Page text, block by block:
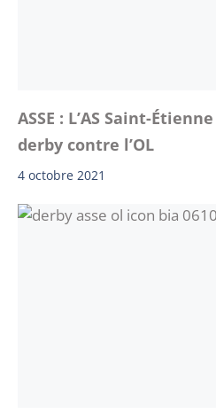
ASSE : L’AS Saint-
derby contre l’OL
4 octobre 2021